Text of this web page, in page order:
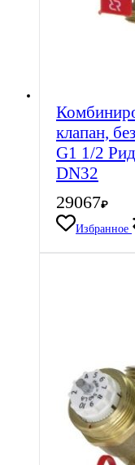
клапан,
G1 1/2
DN32
29067₽
Избранное